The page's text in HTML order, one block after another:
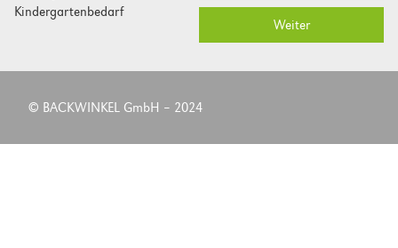
Kindergartenbedarf
Weiter
© BACKWINKEL GmbH – 2024